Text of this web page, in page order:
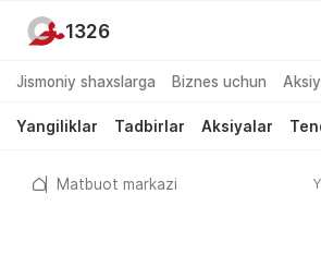
Jismoniy shaxslarga Biznes uchun
Yangiliklar Tadbirlar Aksiyalar
1326
Matbuot markazi